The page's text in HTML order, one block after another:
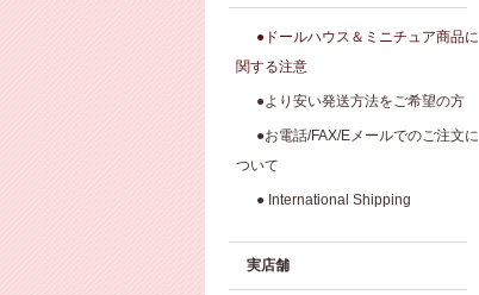
●ドールハウス＆ミニチュア商品に
関する注意
●より安い発送方法をご希望の方
●お電話/FAX/Eメールでのご注文に
ついて
● International Shipping
実店舗